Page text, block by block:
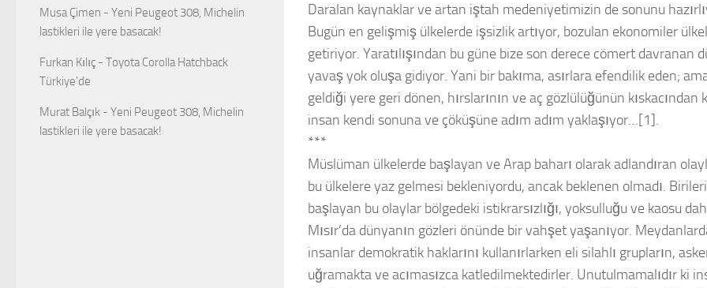
Daralan kaynaklar ve artan iştah medeniyetimizin de sonunu
Bugün en gelişmiş ülkelerde işsizlik artıyor, bozulan ekonomiler
getiriyor. Yaratılışından bu güne bize son derece cömert davranan
yavaş yok oluşa gidiyor. Yani bir bakıma, asırlara efendilik eden;
geldiği yere geri dönen, hırslarının ve aç gözlülüğünün kıskacından
insan kendi sonuna ve çöküşüne adım adım yaklaşıyor…[1].
***
Müslüman ülkelerde başlayan ve Arap baharı olarak adlandıran
bu ülkelere yaz gelmesi bekleniyordu, ancak beklenen olmadı.
başlayan bu olaylar bölgedeki istikrarsızlığı, yoksulluğu ve kaosu
Mısır’da dünyanın gözleri önünde bir vahşet yaşanıyor.
insanlar demokratik haklarını kullanırlarken eli silahlı grupların,
uğramakta ve acımasızca katledilmektedirler. Unutulmamalıdır ki
Musa Çimen - Yeni Peugeot 308, Michelin
lastikleri ile yere basacak!
Furkan Kılıç - Toyota Corolla Hatchback
Türkiye’de
Murat Balçık - Yeni Peugeot 308, Michelin
lastikleri ile yere basacak!